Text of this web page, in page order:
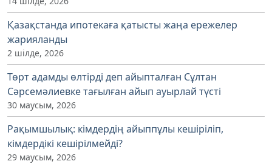
Қазақстанда ипотекаға қатысты жаңа ережелер
жарияланды
2 шілде, 2026
Төрт адамды өлтірді деп айыпталған Сұлтан
Сәрсемәлиевке тағылған айып ауырлай түсті
30 маусым, 2026
Рақымшылық: кімдердің айыппұлы кешіріліп,
кімдердікі кешірілмейді?
29 маусым, 2026